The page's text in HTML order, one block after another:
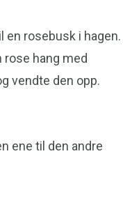
en rosebusk i hagen.
rose hang med
vendte den opp.
ene til den andre